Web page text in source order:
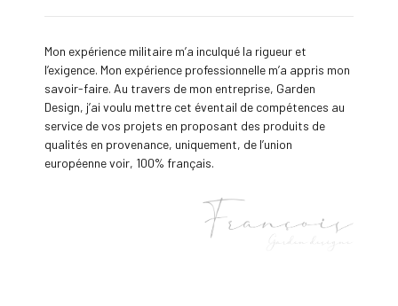
Mon expérience militaire m’a inculqué la rigueur et
l’exigence. Mon expérience professionnelle m’a appris mon
savoir-faire. Au travers de mon entreprise, Garden
Design, j’ai voulu mettre cet éventail de compétences au
service de vos projets en proposant des produits de
qualités en provenance, uniquement, de l’union
européenne voir, 100% français.